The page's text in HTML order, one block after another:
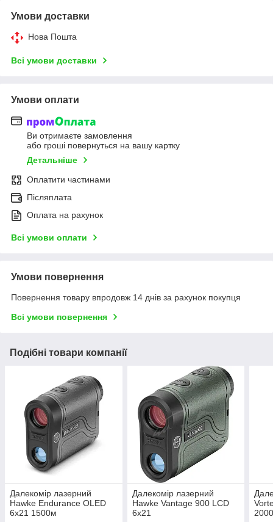
Умови доставки
Нова Пошта
Всі умови доставки
Умови оплати
Ви отримаєте замовлення
або гроші повернуться на вашу картку
Детальніше
Оплатити частинами
Післяплата
Оплата на рахунок
Всі умови оплати
Умови повернення
Повернення товару впродовж 14 днів за рахунок покупця
Всі умови повернення
Подібні товари компанії
Далекомір лазерний
Hawke Endurance OLED
6x21 1500м
Далекомір лазерний
Hawke Vantage 900 LCD
6x21